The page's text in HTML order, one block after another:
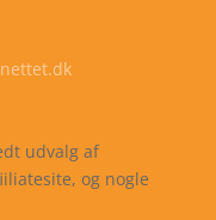
udvalg af
og nogle